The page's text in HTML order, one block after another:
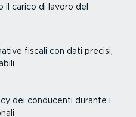
il carico di lavoro del
fiscali con dati precisi,
dei conducenti durante i